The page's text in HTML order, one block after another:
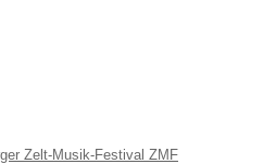
Zelt-Musik-Festival ZMF